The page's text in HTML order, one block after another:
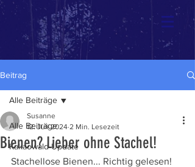
Beitrag
Alle Beiträge
Kakaowald-Update
Alle Beiträge
Bienen? Lieber ohne Stachel!
Susanne
12. Juli 2024 2 Min. Lesezeit
Stachellose Bienen... Richtig gelesen!